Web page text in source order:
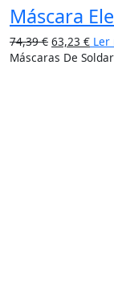
Máscara
74,39€ 63,23 € Ler
Máscaras De